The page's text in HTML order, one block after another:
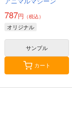
787円 （税込）
オリジナル
サンプル
カート